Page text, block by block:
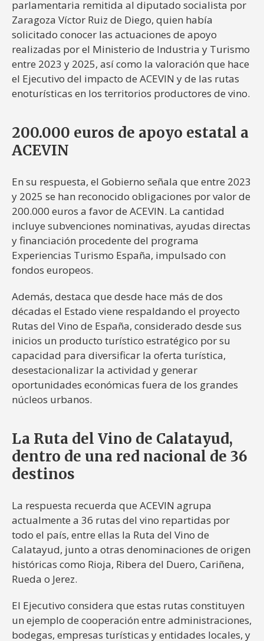
parlamentaria remitida al diputado socialista por
Zaragoza Víctor Ruiz de Diego, quien había
solicitado conocer las actuaciones de apoyo
realizadas por el Ministerio de Industria y Turismo
entre 2023 y 2025, así como la valoración que hace
el Ejecutivo del impacto de ACEVIN y de las rutas
enoturísticas en los territorios productores de vino.
200.000 euros de apoyo estatal a
ACEVIN
En su respuesta, el Gobierno señala que entre 2023
y 2025 se han reconocido obligaciones por valor de
200.000 euros a favor de ACEVIN. La cantidad
incluye subvenciones nominativas, ayudas directas
y financiación procedente del programa
Experiencias Turismo España, impulsado con
fondos europeos.
Además, destaca que desde hace más de dos
décadas el Estado viene respaldando el proyecto
Rutas del Vino de España, considerado desde sus
inicios un producto turístico estratégico por su
capacidad para diversificar la oferta turística,
desestacionalizar la actividad y generar
oportunidades económicas fuera de los grandes
núcleos urbanos.
La Ruta del Vino de Calatayud,
dentro de una red nacional de 36
destinos
La respuesta recuerda que ACEVIN agrupa
actualmente a 36 rutas del vino repartidas por
todo el país, entre ellas la Ruta del Vino de
Calatayud, junto a otras denominaciones de origen
históricas como Rioja, Ribera del Duero, Cariñena,
Rueda o Jerez.
El Ejecutivo considera que estas rutas constituyen
un ejemplo de cooperación entre administraciones,
bodegas, empresas turísticas y entidades locales, y